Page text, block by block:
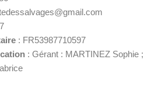
: FR53987710597
: Gérant : MARTINEZ Sophie ;